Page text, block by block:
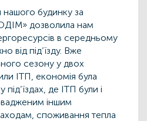
нашого будинку за
дозволила нам
в середньому
від під’їзду. Вже
сезону у двох
ІТП, економія була
під’їздах, де ІТП були і
іншим
споживання тепла